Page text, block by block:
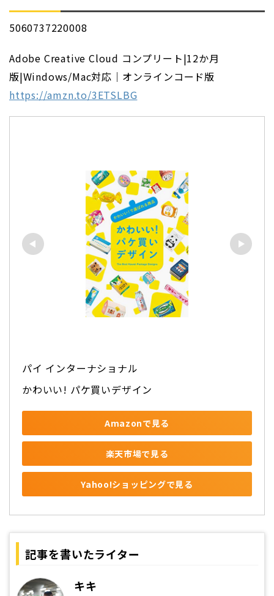
5060737220008
Adobe Creative Cloud コンプリート|12か月
版|Windows/Mac対応｜オンラインコード版
https://amzn.to/3ETSLBG
パイ インターナショナル
かわいい! パケ買いデザイン
Amazonで見る
楽天市場で見る
Yahoo!ショッピングで見る
記事を書いたライター
キキ